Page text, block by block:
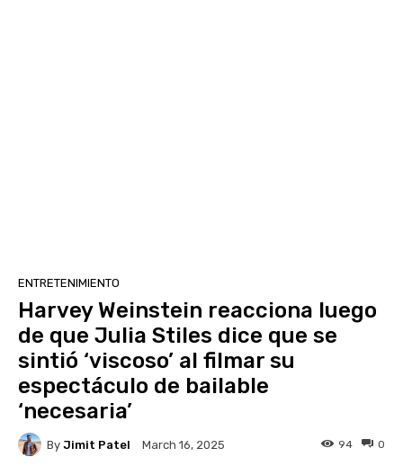
ENTRETENIMIENTO
Harvey Weinstein reacciona luego
de que Julia Stiles dice que se
sintió ‘viscoso’ al filmar su
espectáculo de bailable
‘necesaria’
By Jimit Patel March 16, 2025 0
94